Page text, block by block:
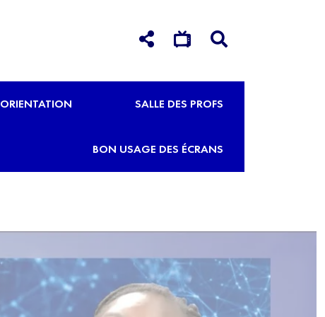
ORIENTATION SALLE DES PROFS
BON USAGE DES ÉCRANS